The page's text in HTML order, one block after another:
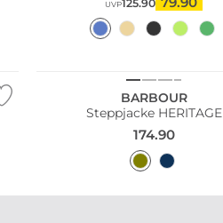
UVP125.90
Große Größen
BARBOUR
Steppjacke HERITAGE
174.90